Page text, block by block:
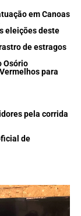
em Canoas
eleições deste
de estragos
Osório
para
pela corrida
de